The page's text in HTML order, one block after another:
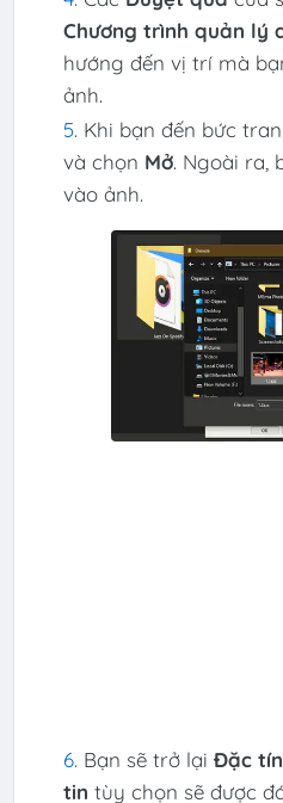
Chương trình quản lý
hướng đến vị trí mà
ảnh.
Khi bạn đến bức
và chọn Mở. Ngoài ra,
vào ảnh.
Bạn sẽ trở lại Đặc
tin tùy chọn sẽ được